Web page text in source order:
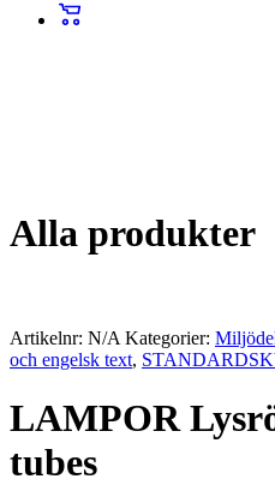
Alla produkter
Artikelnr: N/A Kategorier:
och engelsk text,
LAMPOR
tubes